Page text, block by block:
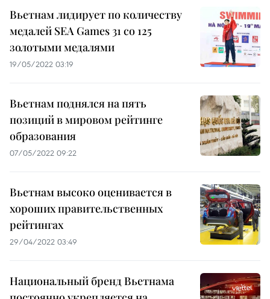
Вьетнам лидирует по количеству
медалей SEA Games 31 со 125
золотыми медалями
19/05/2022 03:19
Вьетнам поднялся на пять
позиций в мировом рейтинге
образования
07/05/2022 09:22
Вьетнам высоко оценивается в
хороших правительственных
рейтингах
29/04/2022 03:49
Национальный бренд Вьетнама